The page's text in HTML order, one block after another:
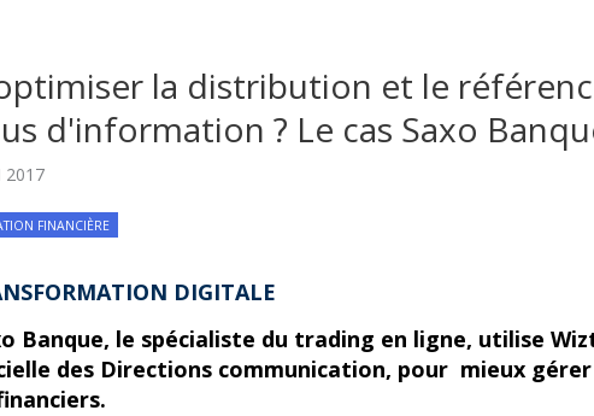
la distribution et le
d'information ? Le cas Saxo
2017
FINANCIÈRE
DIGITALE
Banque, le spécialiste du trading en ligne, utilise
des Directions communication, pour mieux